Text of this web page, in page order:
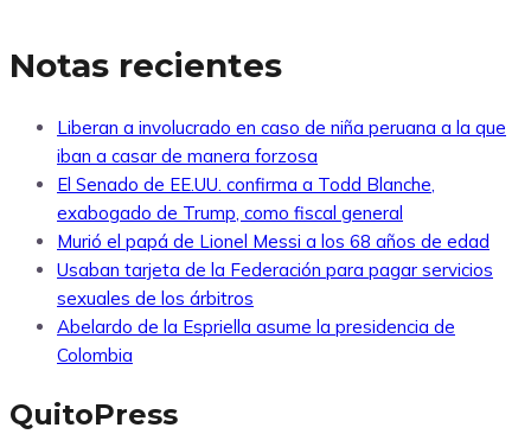
Notas recientes
Liberan a involucrado en caso de niña peruana a la que
iban a casar de manera forzosa
El Senado de EE.UU. confirma a Todd Blanche,
exabogado de Trump, como fiscal general
Murió el papá de Lionel Messi a los 68 años de edad
Usaban tarjeta de la Federación para pagar servicios
sexuales de los árbitros
Abelardo de la Espriella asume la presidencia de
Colombia
QuitoPress